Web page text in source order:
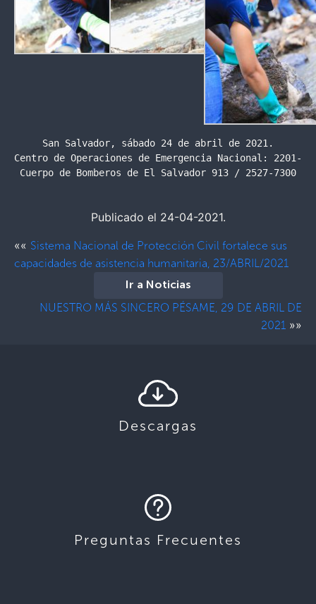
San Salvador, sábado 24 de abril de 2021.
Centro de Operaciones de Emergencia Nacional: 2201-
Cuerpo de Bomberos de El Salvador 913 / 2527-7300
Publicado el 24-04-2021.
«« Sistema Nacional de Protección Civil fortalece sus
capacidades de asistencia humanitaria, 23/ABRIL/2021
Ir a Noticias
NUESTRO MÁS SINCERO PÉSAME, 29 DE ABRIL DE
2021 »»
Descargas
Preguntas Frecuentes